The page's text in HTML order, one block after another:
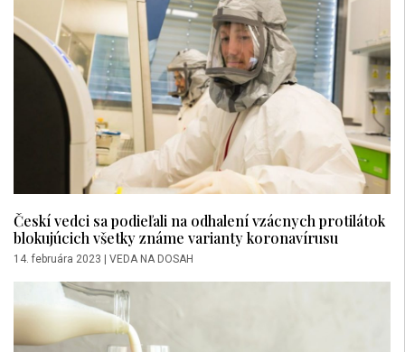
Českí vedci sa podieľali na odhalení vzácnych protilátok
blokujúcich všetky známe varianty koronavírusu
14. februára 2023 | VEDA NA DOSAH